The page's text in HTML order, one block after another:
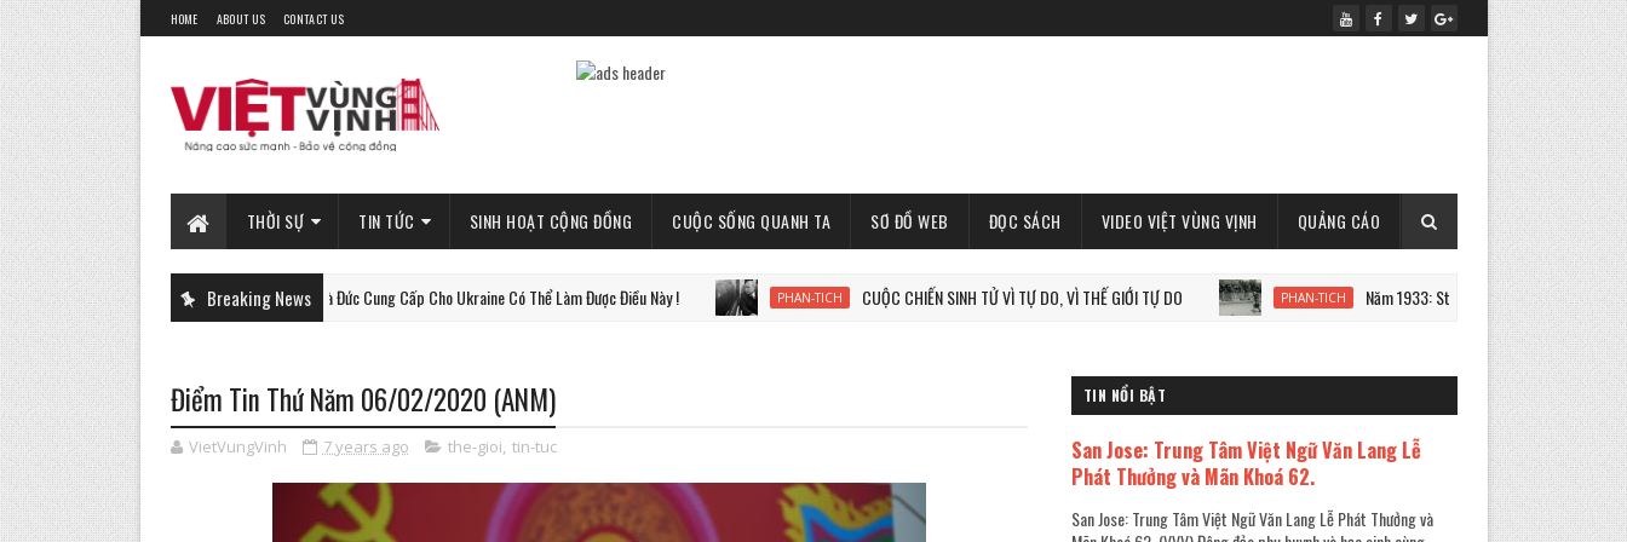
HOME ABOUT US CONTACT US
THỜI SỰ TIN TỨC SINH HOẠT CỘNG ĐỒNG CUỘC SỐNG QUANH TA SƠ ĐỒ WEB ĐỌC SÁCH VIDEO VIỆT VÙNG VỊNH QUẢNG CÁO
Breaking News
PHAN-TICH Xe Tăng Gepard Mà Đức Cung Cấp Cho Ukraine Có Thể Làm Được Điều Này ! PHAN-TICH CUỘC CHIẾN SINH TỬ VÌ TỰ DO, VÌ THẾ GIỚI TỰ DO PHAN-TICH Năm 1933: Staline tàn sát 7 triệu người Ukraine
Điểm Tin Thứ Năm 06/02/2020 (ANM)
VietVungVinh 7 years ago the-gioi, tin-tuc
TIN NỔI BẬT
San Jose: Trung Tâm Việt Ngữ Văn Lang Lễ
Phát Thưởng và Mãn Khoá 62.
San Jose: Trung Tâm Việt Ngữ Văn Lang Lễ Phát Thưởng và